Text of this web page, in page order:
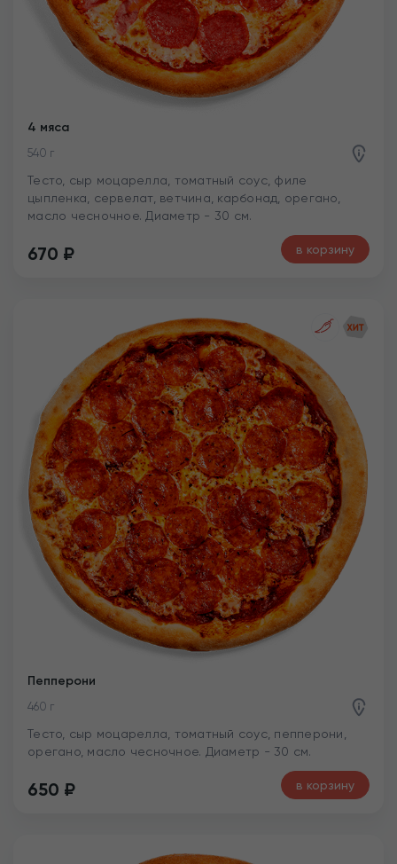
4 мяса
540 г
Тесто, сыр моцарелла, томатный соус, филе
цыпленка, сервелат, ветчина, карбонад, орегано,
масло чесночное. Диаметр - 30 см.
670 ₽ в корзину
Пепперони
460 г
Тесто, сыр моцарелла, томатный соус, пепперони,
орегано, масло чесночное. Диаметр - 30 см.
650 ₽ в корзину